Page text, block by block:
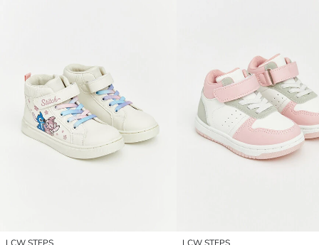
LCW STEPS LCW STEPS